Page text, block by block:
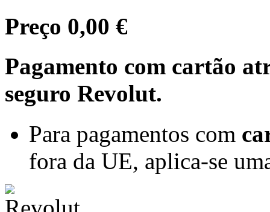
Preço 0,00 €
Pagamento com cartão
seguro Revolut.
Para pagamentos com
fora da UE, aplica-se